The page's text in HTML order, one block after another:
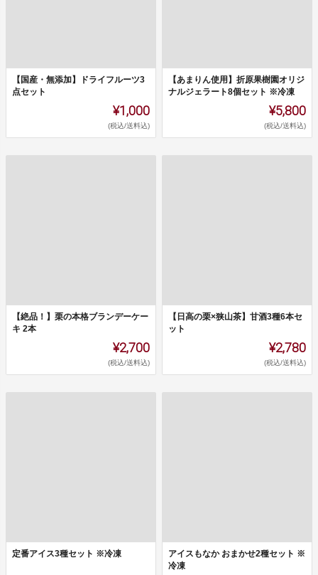
【国産・無添加】ドライフルーツ3
点セット
¥1,000
(税込/送料込)
【あまりん使用】折原果樹園オリジ
ナルジェラート8個セット ※冷凍
¥5,800
(税込/送料込)
【絶品！】栗の本格ブランデーケー
キ 2本
¥2,700
(税込/送料込)
【日高の栗×狭山茶】甘酒3種6本セ
ット
¥2,780
(税込/送料込)
定番アイス3種セット ※冷凍
アイスもなか おまかせ2種セット ※
冷凍